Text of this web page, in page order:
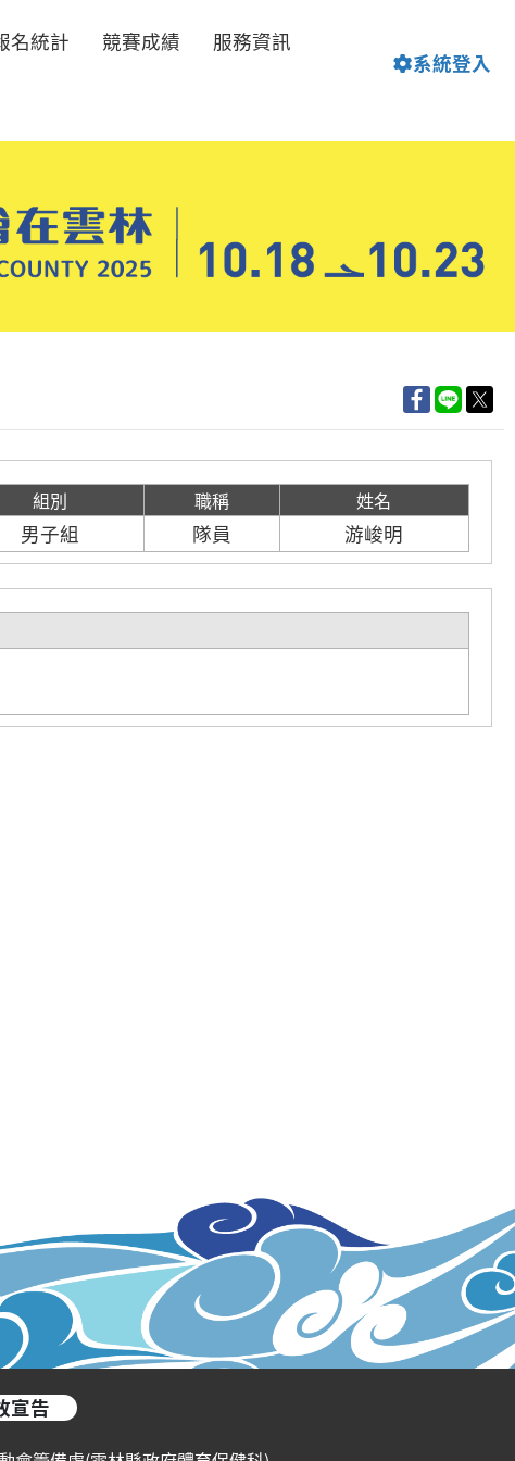
名統計 競賽成績
服務資訊
系統登入
組別 職稱 姓名
男子組 隊員
游峻明
宣告